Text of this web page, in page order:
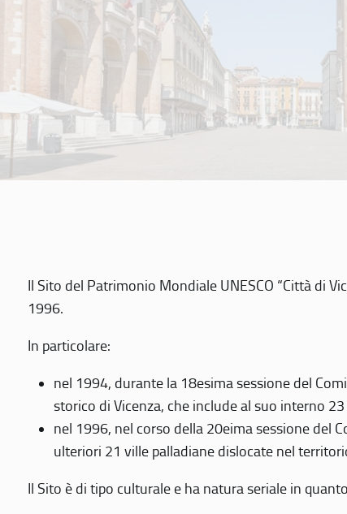
Il Sito del Patrimonio Mondiale UNESCO “Città di
1996.
In particolare:
nel 1994, durante la 18esima sessione del
storico di Vicenza, che include al suo interno
nel 1996, nel corso della 20eima sessione del
ulteriori 21 ville palladiane dislocate nel
Il Sito è di tipo culturale e ha natura seriale in